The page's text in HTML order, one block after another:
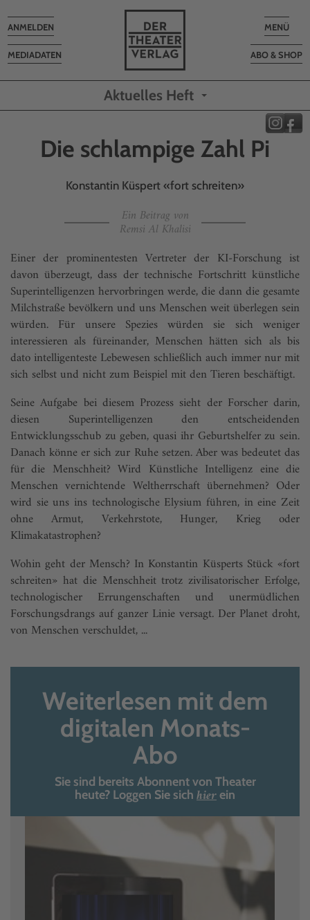
Toggle
MENÜ
ABO & SHOP
MEDIADATEN
Toggle
navigation
ANMELDEN
Aktuelles Heft
Die schlampige Zahl Pi
Konstantin Küspert «fort schreiten»
Ein Beitrag von
Remsi Al Khalisi
Einer der prominentesten Vertreter der KI-Forschung ist
davon überzeugt, dass der technische Fortschritt künstliche
Superintelligenzen hervorbringen werde, die dann die gesamte
Milchstraße bevölkern und uns Menschen weit überlegen sein
würden. Für unsere Spezies würden sie sich weniger
interessieren als füreinander, Menschen hätten sich als bis
dato intelligenteste Lebewesen schließlich auch immer nur mit
sich selbst und nicht zum Beispiel mit den Tieren beschäftigt.
Seine Aufgabe bei diesem Prozess sieht der Forscher darin,
diesen Superintelligenzen den entscheidenden
Entwicklungsschub zu geben, quasi ihr Geburtshelfer zu sein.
Danach könne er sich zur Ruhe setzen. Aber was bedeutet das
für die Menschheit? Wird Künstliche Intelligenz eine die
Menschen vernichtende Weltherrschaft übernehmen? Oder
wird sie uns ins technologische Elysium führen, in eine Zeit
ohne Armut, Verkehrstote, Hunger, Krieg oder
Klimakatastrophen?
Wohin geht der Mensch? In Konstantin Küsperts Stück «fort
schreiten» hat die Menschheit trotz zivili­sato­rischer Erfolge,
technologischer Errungenschaften und unermüdlichen
Forschungsdrangs auf ganzer Linie versagt. Der Planet droht,
von Menschen verschuldet, ...
Weiterlesen mit dem
digitalen Monats-
Abo
Sie sind bereits Abonnent von Theater
heute? Loggen Sie sich hierein